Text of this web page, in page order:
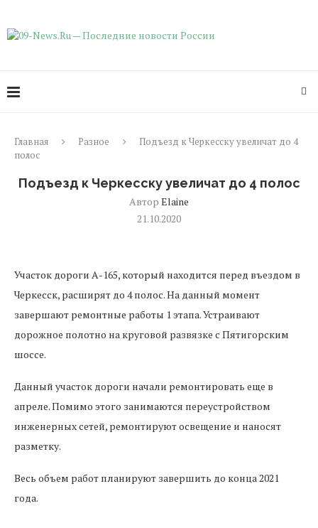
Главная Разное
Подъезд к Черкесску увеличат до 4
полос
Подъезд к Черкесску увеличат до 4 полос
Автор Elaine
21.10.2020
Участок дороги А-165, который находится перед въездом в
Черкесск, расширят до 4 полос. На данный момент
завершают ремонтные работы 1 этапа. Устраивают
дорожное полотно на круговой развязке с Пятигорским
шоссе.
Данный участок дороги начали ремонтировать еще в
апреле. Помимо этого занимаются переустройством
инженерных сетей, ремонтируют освещение и наносят
разметку.
Весь объем работ планируют завершить до конца 2021
года.